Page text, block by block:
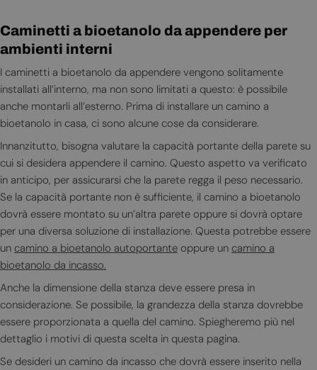
Caminetti a bioetanolo da appendere per
ambienti interni
I caminetti a bioetanolo da appendere vengono solitamente
installati all’interno, ma non sono limitati a questo: è possibile
anche montarli all’esterno. Prima di installare un camino a
bioetanolo in casa, ci sono alcune cose da considerare.
Innanzitutto, bisogna valutare la capacità portante della parete su
cui si desidera appendere il camino. Questo aspetto va verificato
in anticipo, per assicurarsi che la parete regga il peso necessario.
Se la capacità portante non è sufficiente, il camino a bioetanolo
dovrà essere montato su un’altra parete oppure si dovrà optare
per una diversa soluzione di installazione. Questa potrebbe essere
un camino a bioetanolo autoportante oppure un camino a
bioetanolo da incasso.
Anche la dimensione della stanza deve essere presa in
considerazione. Se possibile, la grandezza della stanza dovrebbe
essere proporzionata a quella del camino. Spiegheremo più nel
dettaglio i motivi di questa scelta in questa pagina.
Se desideri un camino da incasso che dovrà essere inserito nella